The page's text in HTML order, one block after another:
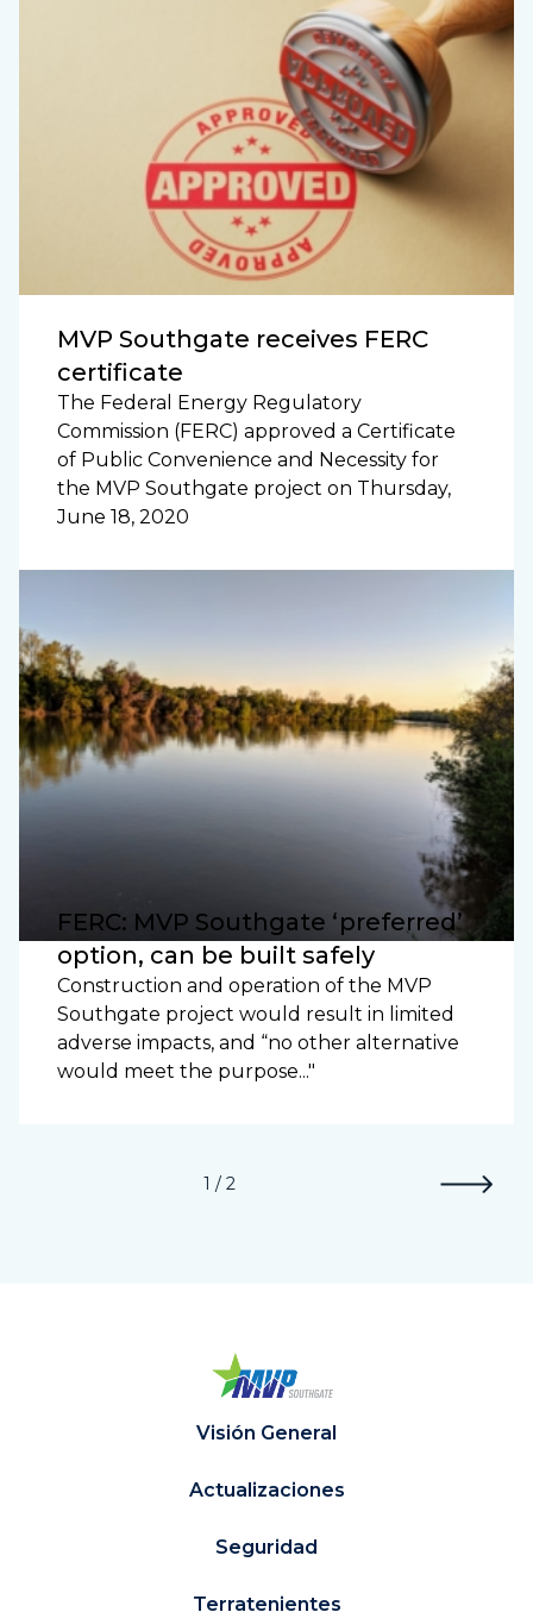
MVP Southgate receives FERC
certificate
The Federal Energy Regulatory
Commission (FERC) approved a Certificate
of Public Convenience and Necessity for
the MVP Southgate project on Thursday,
June 18, 2020
FERC: MVP Southgate ‘preferred’
option, can be built safely
Construction and operation of the MVP
Southgate project would result in limited
adverse impacts, and “no other alternative
would meet the purpose..."
1 / 2
Visión General
Actualizaciones
Seguridad
Terratenientes